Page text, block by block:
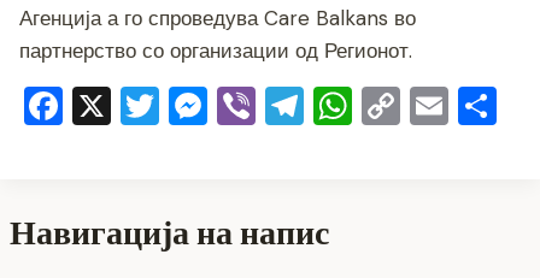
Агенција а го спроведува Care Balkans во
партнерство со организации од Регионот.
Facebook
X Twitter
Messenger
ViberTelegram
WhatsApp
Copy
Навигација на напис